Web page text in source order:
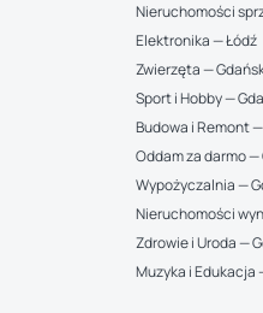
Nieruchomości
Elektronika — Łódź
Zwierzęta —
Sport i Hobby —
Budowa i Remont
Oddam za darmo —
Wypożyczalnia —
Nieruchomości
Zdrowie i Uroda —
Muzyka i Edukacja